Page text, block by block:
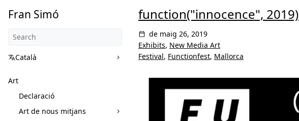
Fran Simó
Català
Art
Declaració
Art de nous mitjans
function("innocence", 2019)
de maig 26, 2019
Exhibits, New Media Art
Festival, Functionfest, Mallorca